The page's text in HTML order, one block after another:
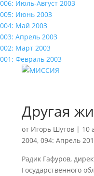
006: Июль-Август 2003
005: Июнь 2003
004: Май 2003
003: Апрель 2003
002: Март 2003
001: Февраль 2003
Другая
от Игорь Шутов| 10
2004, 094: Апрель
Радик Гафуров,
Государственного